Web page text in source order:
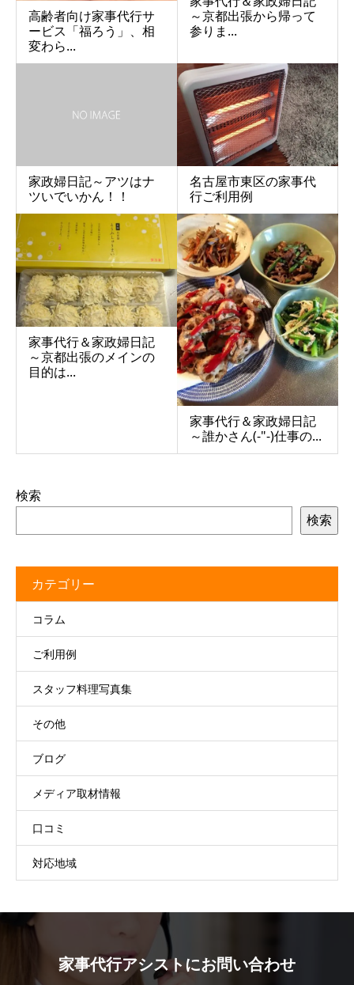
高齢者向け家事代行サ
ービス「福ろう」、相
変わら...
～京都出張から帰って
参りま...
家政婦日記～アツはナ
ツいでいかん！！
名古屋市東区の家事代
行ご利用例
家事代行＆家政婦日記
～京都出張のメインの
目的は...
家事代行＆家政婦日記
～誰かさん(-"-)仕事の...
検索
検索
カテゴリー
コラム
ご利用例
スタッフ料理写真集
その他
ブログ
メディア取材情報
口コミ
対応地域
家事代行アシストにお問い合わせ